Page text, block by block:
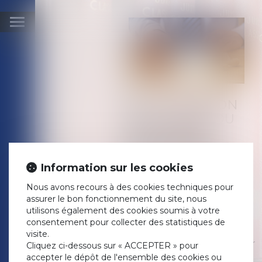
Ouvrir
COMMERÇANT
MISE À MAL EN
CAS DE FAILLITE
DU BAILLEUR !
Publié le : 01/06/2021
Droit commercial /Baux
Source :droit-des-affaires.efe.fr
La procédure collective d’un
Information sur les cookies
Nous avons recours à des cookies techniques pour
assurer le bon fonctionnement du site, nous
utilisons également des cookies soumis à votre
consentement pour collecter des statistiques de
visite.
Cliquez ci-dessous sur « ACCEPTER » pour
accepter le dépôt de l'ensemble des cookies ou